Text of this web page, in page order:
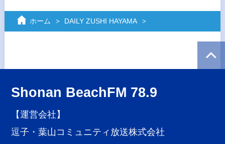
ホーム DAILY ZUSHI HAYAMA
Shonan BeachFM 78.9
【運営会社】
逗子・葉山コミュニティ放送株式会社